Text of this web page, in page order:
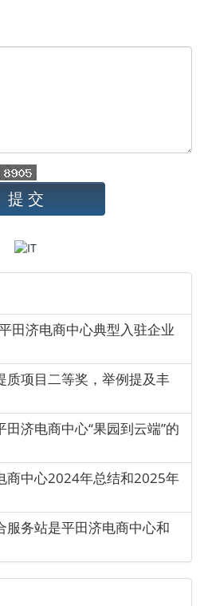
田济电商中心典型入驻企业
质项目二等奖，举例提及丰
济电商中心“果园到云端”的
商中心2024年总结和2025年
服务站是平田济电商中心和